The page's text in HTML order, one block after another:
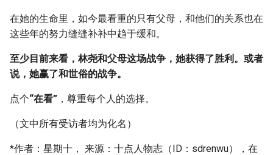
在她的生命里，如今最看重的只有父母，和他们的关系也在
这些年的努力缝缝补补中趋于缓和。
至少目前来看，林尧和父母这场战争，她获得了胜利。或者
说，她赢了和世俗的战争。
点个“在看” ，尊重每个人的选择。
（文中所有受访者均为化名）
*作者：星期十， 来源：十点人物志（ID：sdrenwu），在